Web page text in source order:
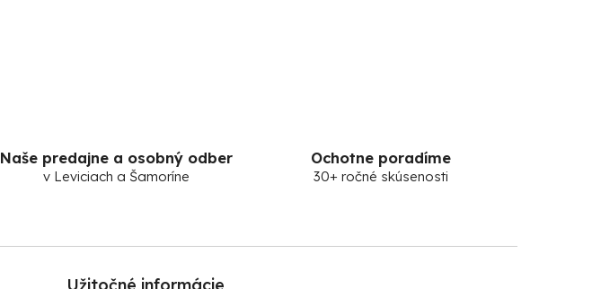
Naše predajne a osobný odber
v Leviciach a Šamoríne
Ochotne poradíme
30+ ročné skúsenosti
Užitočné informácie